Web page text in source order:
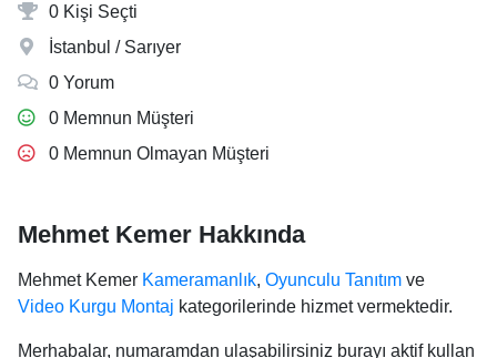
0 Kişi Seçti
İstanbul / Sarıyer
0 Yorum
0 Memnun Müşteri
0 Memnun Olmayan Müşteri
Mehmet Kemer Hakkında
Mehmet Kemer Kameramanlık, Oyunculu Tanıtım ve
Video Kurgu Montaj kategorilerinde hizmet vermektedir.
Merhabalar, numaramdan ulaşabilirsiniz burayı aktif kullan